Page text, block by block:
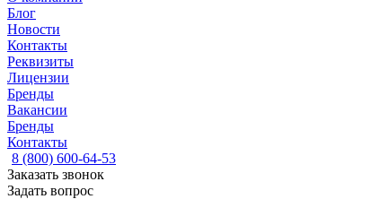
Блог
Новости
Контакты
Реквизиты
Лицензии
Бренды
Вакансии
Бренды
Контакты
8 (800) 600-64-53
Заказать звонок
Задать вопрос